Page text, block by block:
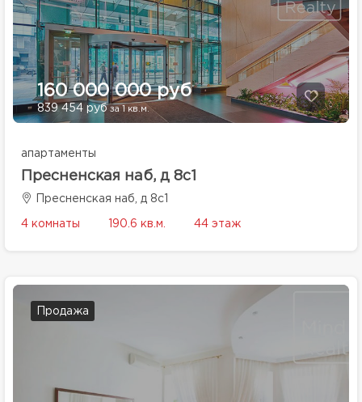
160 000 000 руб
839 454 руб за 1 кв.м.
апартаменты
Пресненская наб, д 8с1
Пресненская наб, д 8с1
4 комнаты 190.6 кв.м. 44 этаж
Продажа